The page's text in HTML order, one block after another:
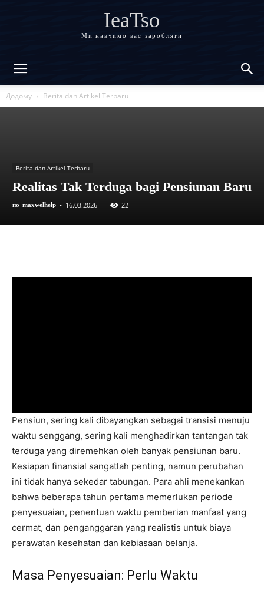
IeaTso
Ми навчимо вас заробляти
Додому Berita dan Artikel Terbaru
Berita dan Artikel Terbaru
Realitas Tak Terduga bagi Pensiunan Baru
по maxwelhelp - 16.03.2026 22
Pensiun, sering kali dibayangkan sebagai transisi menuju
waktu senggang, sering kali menghadirkan tantangan tak
terduga yang diremehkan oleh banyak pensiunan baru.
Kesiapan finansial sangatlah penting, namun perubahan
ini tidak hanya sekedar tabungan. Para ahli menekankan
bahwa beberapa tahun pertama memerlukan periode
penyesuaian, penentuan waktu pemberian manfaat yang
cermat, dan penganggaran yang realistis untuk biaya
perawatan kesehatan dan kebiasaan belanja.
Masa Penyesuaian: Perlu Waktu